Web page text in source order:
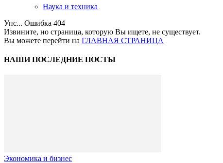
Наука и техника
Упс... Ошибка 404
Извините, но страница, которую Вы ищете, не существует.
Вы можете перейти на ГЛАВНАЯ СТРАНИЦА
НАШИ ПОСЛЕДНИЕ ПОСТЫ
Экономика и бизнес